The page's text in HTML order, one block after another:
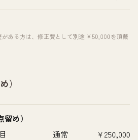
ある方は、修正費として別途 ¥50,000を頂戴
）
め）
通常 ¥250,000